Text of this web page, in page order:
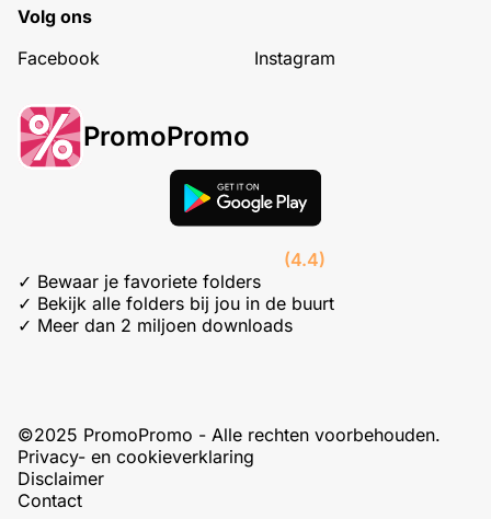
Volg ons
Facebook
Instagram
PromoPromo
(4.4)
✓ Bewaar je favoriete folders
✓ Bekijk alle folders bij jou in de buurt
✓ Meer dan 2 miljoen downloads
©2025 PromoPromo - Alle rechten voorbehouden.
Privacy- en cookieverklaring
Disclaimer
Contact